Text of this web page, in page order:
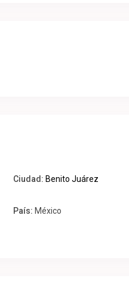
Ciudad: Benito Juárez
País: México